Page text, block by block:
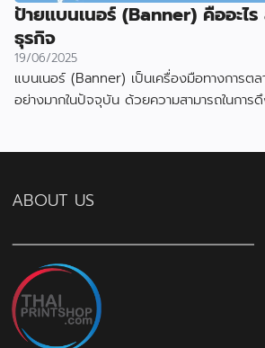
ป้ายแบนเนอร์ (Banner) คืออะไ
ธุรกิจ
19/06/2025
แบนเนอร์ (Banner) เป็นเครื่องมือทางการต
อย่างมากในปัจจุบัน ด้วยความสามารถในการ
ABOUT US